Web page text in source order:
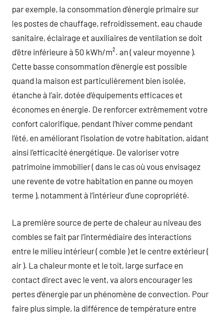
par exemple, la consommation d’énergie primaire sur
les postes de chauffage, refroidissement, eau chaude
sanitaire, éclairage et auxiliaires de ventilation se doit
d’être inférieure à 50 kWh/m². an ( valeur moyenne ).
Cette basse consommation d’énergie est possible
quand la maison est particulièrement bien isolée,
étanche à l’air, dotée d’équipements efficaces et
économes en énergie. De renforcer extrêmement votre
confort calorifique, pendant l’hiver comme pendant
l’été, en améliorant l’isolation de votre habitation, aidant
ainsi l’efficacité énergétique. De valoriser votre
patrimoine immobilier ( dans le cas où vous envisagez
une revente de votre habitation en panne ou moyen
terme ), notamment à l’intérieur d’une copropriété.
La première source de perte de chaleur au niveau des
combles se fait par l’intermédiaire des interactions
entre le milieu intérieur ( comble ) et le centre extérieur (
air ). La chaleur monte et le toit, large surface en
contact direct avec le vent, va alors encourager les
pertes d’énergie par un phénomène de convection. Pour
faire plus simple, la différence de température entre